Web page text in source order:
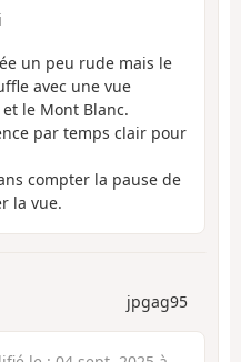
un peu rude mais le
avec une vue
le Mont Blanc.
par temps clair pour
compter la pause de
la vue.
jpgag95